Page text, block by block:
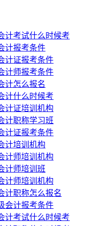
计考试什么时候考
计报考条件
计证报考条件
计师报考条件
计怎么报名
计什么时候考
计证培训机构
计职称学习班
计证报考条件
计培训机构
计师培训机构
计师培训班
计师培训机构
计职称怎么报名
会计报考条件
计考试什么时候考